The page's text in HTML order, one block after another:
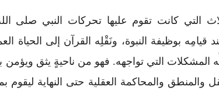
التي كانت تقوم عليها تحركات النبي صلى
بوظيفة النبوة، ونَقْلِه القرآن إلى الحياة
المشكلات التي تواجهه. فهو من ناحيةٍ يثق ويؤمن
والمحاكمة العقلية حتى النهاية ليقوم